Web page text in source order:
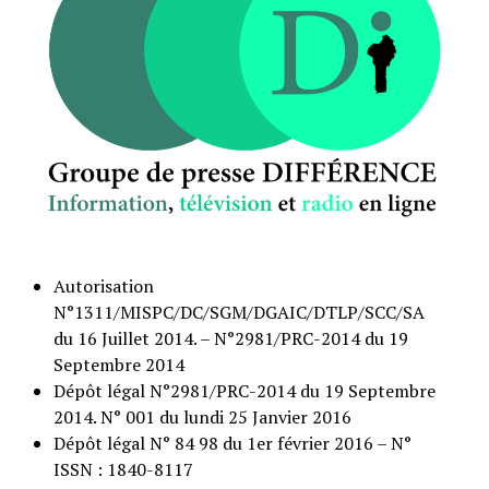
Autorisation
N°1311/MISPC/DC/SGM/DGAIC/DTLP/SCC/SA
du 16 Juillet 2014. – N°2981/PRC-2014 du 19
Septembre 2014
Dépôt légal N°2981/PRC-2014 du 19 Septembre
2014. N° 001 du lundi 25 Janvier 2016
Dépôt légal N° 84 98 du 1er février 2016 – N°
ISSN : 1840-8117